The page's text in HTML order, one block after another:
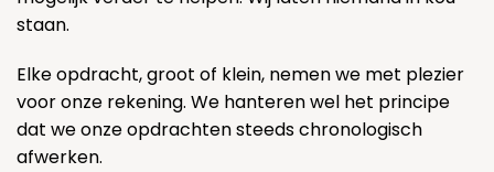
staan.
Elke opdracht, groot of klein, nemen we met plezier
voor onze rekening. We hanteren wel het principe
dat we onze opdrachten steeds chronologisch
afwerken.